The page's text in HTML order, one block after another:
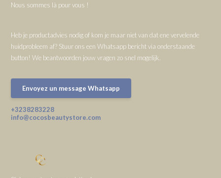
Nous sommes là pour vous !
Heb je productadvies nodig of kom je maar niet van dat ene vervelende
huidprobleem af? Stuur ons een Whatsapp bericht via onderstaande
button! We beantwoorden jouw vragen zo snel mogelijk.
Envoyez un message Whatsapp
+3238283228
info@cocosbeautystore.com